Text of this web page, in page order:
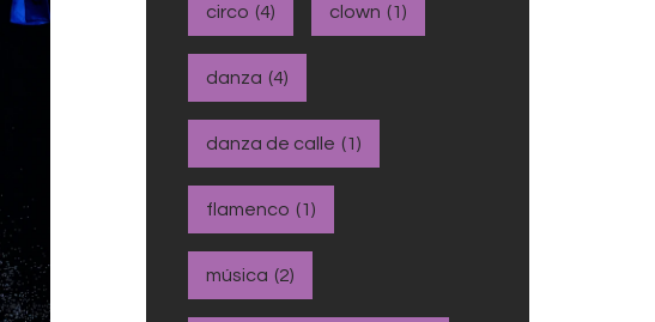
circo (4) clown (1)
danza (4)
danza de calle (1)
flamenco (1)
música (2)